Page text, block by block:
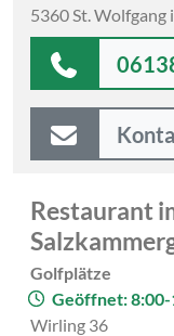
5360 St. Wolfgang
Restaurant
Golfplätze
Geöffnet: 8:00-
Wirling 36